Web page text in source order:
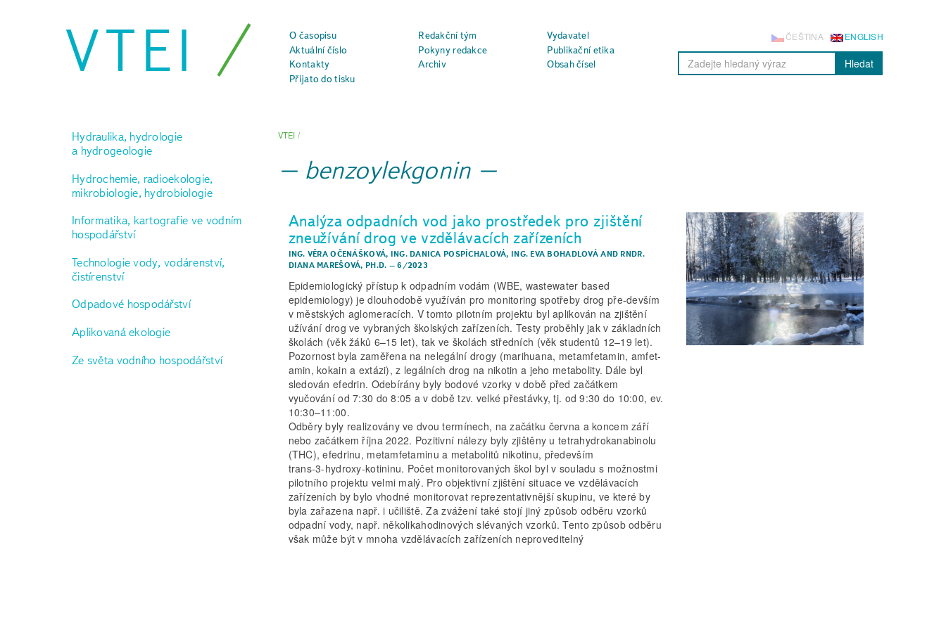
VTEI O časopisu Redakční tým
Vydavatel
Aktuální číslo
Pokyny redakce
Publikační etika
Kontakty
Archiv
Obsah čísel
Přijato do tisku
ENGLISH
ČEŠTINA
Hledat
Hydraulika, hydrologie
a hydrogeologie
Hydrochemie, radioekologie,
mikrobiologie, hydrobiologie
Informatika, kartografie ve vodním
hospodářství
Technologie vody, vodárenství,
čistírenství
Odpadové hospodářství
Aplikovaná ekologie
Ze světa vodního hospodářství
VTEI /
benzoylekgonin
Analýza odpadních vod jako prostředek pro zjištění
zneužívání drog ve vzdělávacích zařízeních
ING. VĚRA OČENÁŠKOVÁ, ING. DANICA POSPÍCHALOVÁ, ING. EVA BOHADLOVÁ AND RNDR.
DIANA MAREŠOVÁ, PH.D. –6/2023
Epidemiologický přístup k odpadním vodám (WBE, wastewater based
epidemiology) je dlouhodobě využíván pro monitoring spotřeby drog pře-devším
v městských aglomeracích. V tomto pilotním projektu byl aplikován na zjištění
užívání drog ve vybraných školských zařízeních. Testy proběhly jak v základních
školách (věk žáků 6–15 let), tak ve školách středních (věk studentů 12–19 let).
Pozornost byla zaměřena na nelegální drogy (marihuana, metamfetamin, amfet­
amin, kokain a extázi), z legálních drog na nikotin a jeho metabolity. Dále byl
sledován efedrin. Odebírány byly bodové vzorky v době před začátkem
vyučování od 7:30 do 8:05 a v době tzv. velké přestávky, tj. od 9:30 do 10:00, ev.
10:30–11:00.
Odběry byly realizovány ve dvou termínech, na začátku června a koncem září
nebo začátkem října 2022. Pozitivní nálezy byly zjištěny u tetrahydrokanabinolu
(THC), efedrinu, metamfetaminu a metabolitů nikotinu, především
trans-3-hydroxy-kotininu. Počet monitorovaných škol byl v souladu s možnostmi
pilotního projektu velmi malý. Pro objektivní zjištění situace ve vzdělávacích
zařízeních by bylo vhodné monitorovat reprezentativnější skupinu, ve které by
byla zařazena např. i učiliště. Za zvážení také stojí jiný způsob odběru vzorků
odpadní vody, např. několikahodinových slévaných vzorků. Tento způsob odběru
však může být v mnoha vzdělávacích zařízeních neproveditelný